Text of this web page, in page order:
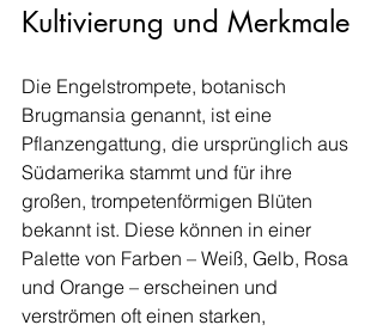
Kultivierung und Merkmale
Die Engelstrompete, botanisch
Brugmansia genannt, ist eine
Pflanzengattung, die ursprünglich aus
Südamerika stammt und für ihre
großen, trompetenförmigen Blüten
bekannt ist. Diese können in einer
Palette von Farben – Weiß, Gelb, Rosa
und Orange – erscheinen und
verströmen oft einen starken,